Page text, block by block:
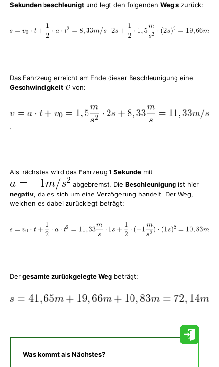
Sekunden beschleunigt und legt den folgenden Weg s zurück:
Das Fahrzeug erreicht am Ende dieser Beschleunigung eine
Geschwindigkeit
von:
.
Als nächstes wird das Fahrzeug 1 Sekunde mit
abgebremst. Die Beschleunigung ist hier
negativ, da es sich um eine Verzögerung handelt. Der Weg,
welchen es dabei zurücklegt beträgt:
Der gesamte zurückgelegte Weg beträgt:
Was kommt als Nächstes?